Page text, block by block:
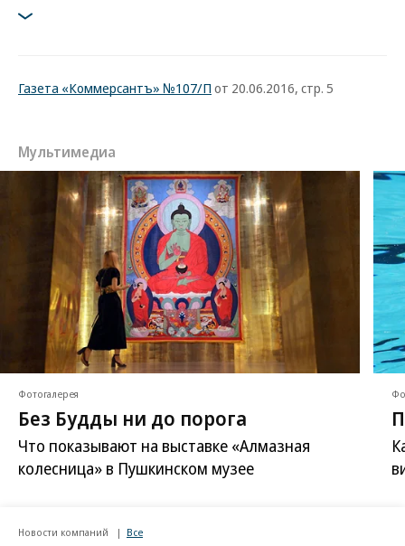
Газета «Коммерсантъ» №107/П от 20.06.2016, стр. 5
Мультимедиа
Фотогалерея
Без Будды ни до порога
Что показывают на выставке «Алмазная
колесница» в Пушкинском музее
Новости компаний Все